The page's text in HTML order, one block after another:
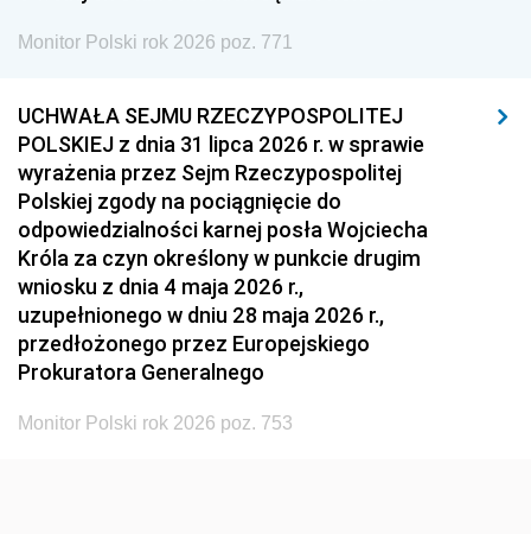
1951 1950
1939 1938 1937
1936 1930
Monitor Polski rok 2026 poz. 771
UCHWAŁA SEJMU RZECZYPOSPOLITEJ
POLSKIEJ z dnia 31 lipca 2026 r. w sprawie
wyrażenia przez Sejm Rzeczypospolitej
Polskiej zgody na pociągnięcie do
odpowiedzialności karnej posła Wojciecha
Króla za czyn określony w punkcie drugim
wniosku z dnia 4 maja 2026 r.,
uzupełnionego w dniu 28 maja 2026 r.,
przedłożonego przez Europejskiego
Prokuratora Generalnego
Monitor Polski rok 2026 poz. 753